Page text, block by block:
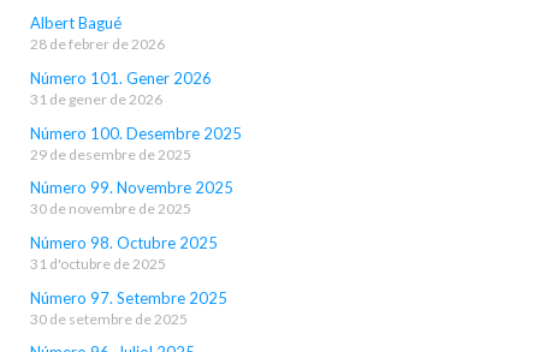
Albert Bagué
28 de febrer de 2026
Número 101. Gener 2026
31 de gener de 2026
Número 100. Desembre 2025
29 de desembre de 2025
Número 99. Novembre 2025
30 de novembre de 2025
Número 98. Octubre 2025
31 d'octubre de 2025
Número 97. Setembre 2025
30 de setembre de 2025